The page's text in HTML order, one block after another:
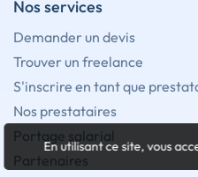
Nos services
Demander un devis
Trouver un freelance
S'inscrire en tant que
Nos prestataires
Portage salarial
Partenaires
En utilisant ce site, vous